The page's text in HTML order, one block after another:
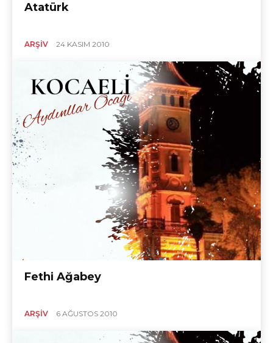
Atatürk
ARŞIV 24 KASIM 2010
Fethi Ağabey
ARŞIV 6 AĞUSTOS 2010